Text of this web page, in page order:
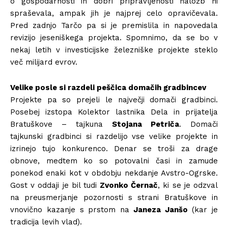
spraševala, ampak jih je najprej celo opravičevala.
Pred zadnjo Tarčo pa si je premislila in napovedala
revizijo jeseniškega projekta. Spomnimo, da se bo v
nekaj letih v investicijske železniške projekte steklo
več milijard evrov.
Velike posle si razdeli peščica domačih gradbincev
Projekte pa so prejeli le največji domači gradbinci.
Posebej izstopa Kolektor lastnika Dela in prijatelja
Bratuškove – tajkuna Stojana Petriča. Domači
tajkunski gradbinci si razdelijo vse velike projekte in
izrinejo tujo konkurenco. Denar se troši za drage
obnove, medtem ko so potovalni časi in zamude
ponekod enaki kot v obdobju nekdanje Avstro-Ogrske.
Gost v oddaji je bil tudi Zvonko Černač, ki se je odzval
na preusmerjanje pozornosti s strani Bratuškove in
vnovično kazanje s prstom na Janeza Janšo (kar je
tradicija levih vlad).